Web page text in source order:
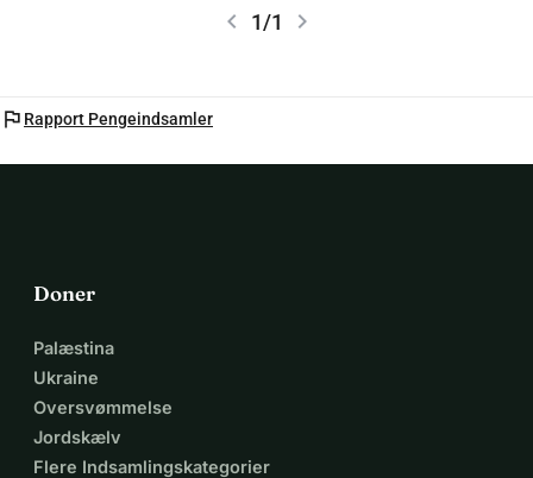
chevron_left 1/1 chevron_right
flag Rapport Pengeindsamler
Doner
Palæstina
Ukraine
Oversvømmelse
Jordskælv
Flere Indsamlingskategorier